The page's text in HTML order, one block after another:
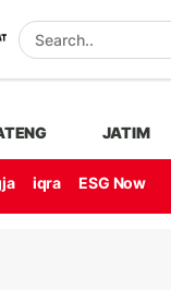
JATIM
iqra ESG Now